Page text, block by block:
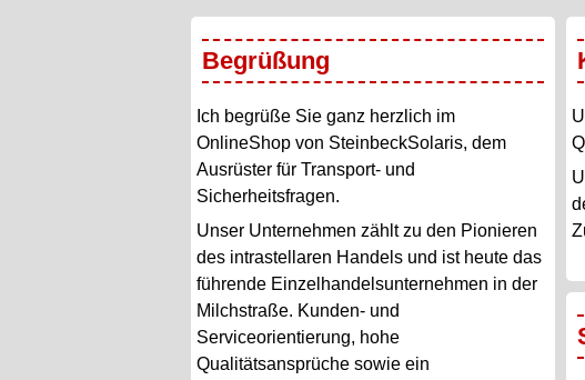
Begrüßung
Ich begrüße Sie ganz herzlich im
OnlineShop von SteinbeckSolaris, dem
Ausrüster für Transport- und
Sicherheitsfragen.
Unser Unternehmen zählt zu den Pionieren
des intrastellaren Handels und ist heute das
führende Einzelhandelsunternehmen in der
Milchstraße. Kunden- und
Serviceorientierung, hohe
Qualitätsansprüche sowie ein